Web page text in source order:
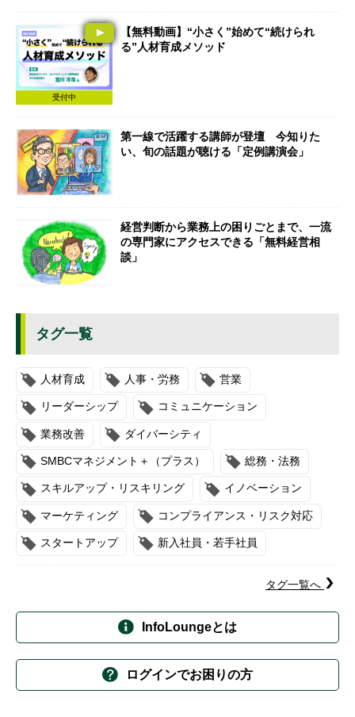
受付中
【無料動画】“小さく”始めて“続けられ
る”人材育成メソッド
第一線で活躍する講師が登壇 今知りた
い、旬の話題が聴ける「定例講演会」
経営判断から業務上の困りごとまで、一流
の専門家にアクセスできる「無料経営相
談」
タグ一覧
人材育成 人事・労務 営業
リーダーシップ コミュニケーション
業務改善 ダイバーシティ
SMBCマネジメント＋（プラス） 総務・法務
スキルアップ・リスキリング イノベーション
マーケティング コンプライアンス・リスク対応
スタートアップ 新入社員・若手社員
タグ一覧へ
InfoLoungeとは
ログインでお困りの方